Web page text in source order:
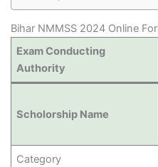
Bihar NMMSS 2024 Online
Exam Conducting
Authority
Scholorship Name
Category